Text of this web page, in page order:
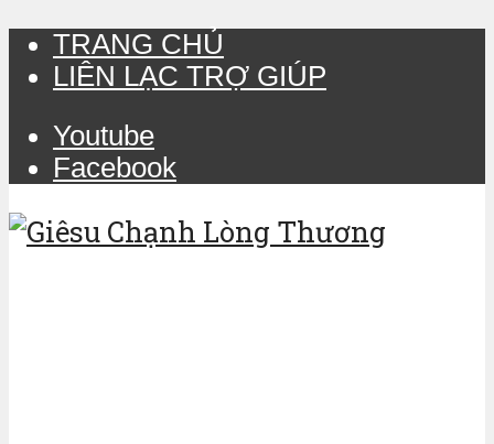
TRANG CHỦ
LIÊN LẠC TRỢ GIÚP
Youtube
Facebook